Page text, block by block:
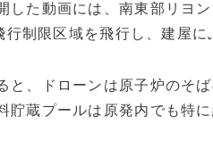
た動画には、南東部リヨン
行制限区域を飛行し、建屋に
、ドローンは原子炉のそ
貯蔵プールは原発内でも特に